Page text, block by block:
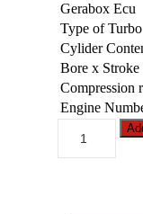
Gerabox Ecu
Type of Turbo
Cylider
Bore x Stroke
Compression
Engine
AF